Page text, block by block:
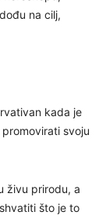
na cilj,
kada je
svoju
živu prirodu, a
što je to